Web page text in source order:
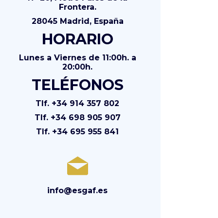
Frontera.
28045 Madrid, España
HORARIO
Lunes a Viernes de 11:00h. a
20:00h.
TELÉFONOS
Tlf. +34 914 357 802
Tlf. +34 698 905 907
Tlf. +34 695 955 841
info@esgaf.es